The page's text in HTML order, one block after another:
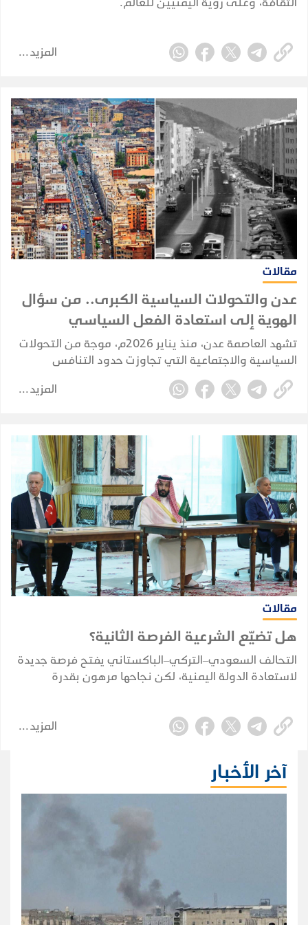
المزيد
مقالات
عدن والتحولات السياسية الكبرى.. من سؤال
الهوية إلى استعادة الفعل السياسي
تشهد العاصمة عدن، منذ يناير 2026م، موجة من التحولات
السياسية والاجتماعية التي تجاوزت حدود التنافس
السياسي التقليدي، لتلامس طبيعة المجتمع العدني ذاته،
وتعيد طرح أسئلة مؤجلة حول هوية المدينة وخصوصيتها
المزيد
مقالات
هل تضيّع الشرعية الفرصة الثانية؟
التحالف السعودي–التركي–الباكستاني يفتح فرصة جديدة
لاستعادة الدولة اليمنية، لكن نجاحها مرهون بقدرة
المزيد
آخر الأخبار